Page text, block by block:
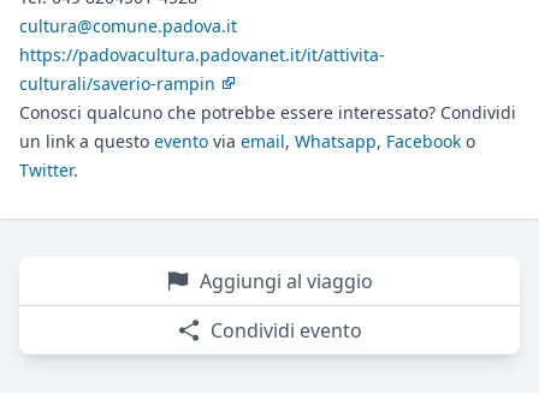
cultura@comune.padova.it
https://padovacultura.padovanet.it/it/attivita-
culturali/saverio-rampin
Conosci qualcuno che potrebbe essere interessato? Condividi
un link a questo evento via email, Whatsapp, Facebook o
Twitter.
Aggiungi al viaggio
Condividi evento